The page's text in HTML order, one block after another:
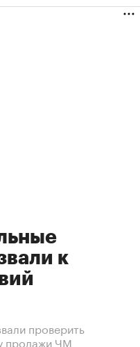
к
проверить
продажи ЧМ